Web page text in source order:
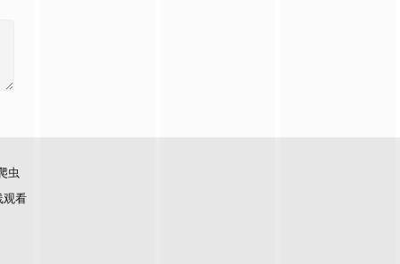
虫
观看